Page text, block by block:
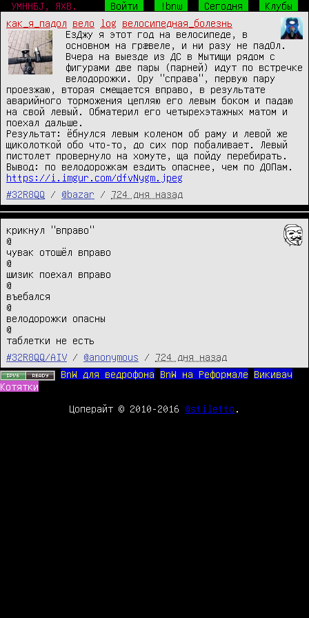
УМННБJ, ЯХВ. Войти !bnw Сегодня
Клубы
как_я_падол
вело log
велосипедная_болезнь
ЕзДжу я этот год на велосипеде, в
основном на грæвеле, и ни разу не падОл.
Вчера на выезде из ДС в Мытищи рядом с
фигурами две пары (парней) идут по встречке
велодорожки. Ору "справа", первую пару
проезжаю, вторая смещается вправо, в результате
аварийного торможения цепляю его левым боком и падаю
на свой левый. Обматерил его четырехэтажных матом и
поехал дальше.
Результат: ёбнулся левым коленом об раму и левой же
щиколоткой обо что-то, до сих пор побаливает. Левый
пистолет провернуло на хомуте, ща пойду перебирать.
https://i.imgur.com/dfvNygm.jpeg
#32R8QQ
/ @bazar / 724 дня назад
крикнул "вправо"
@
чувак отошёл вправо
@
шизик поехал вправо
@
въебался
@
велодорожки опасны
@
таблетки не есть
#32R8QQ/AIV
/ @anonymous / 724 дня назад
BnW для ведрофона
BnW на Реформале
Викивач
Котятки
Цоперайт © 2010-2016 @stiletto